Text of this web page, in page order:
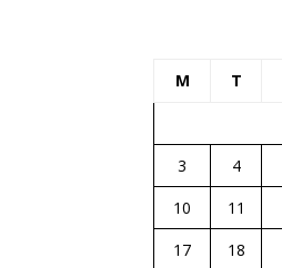
M T
3
4
10
11
17
18